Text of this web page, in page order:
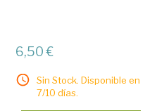
6,50 €
Sin Stock. Disponible en
7/10 días.